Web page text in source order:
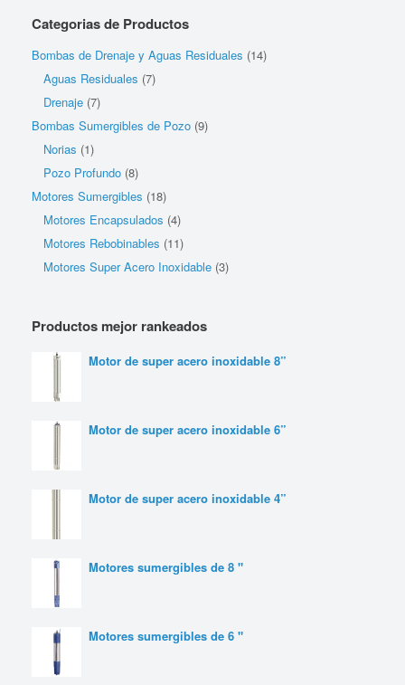
Categorias de Productos
Bombas de Drenaje y Aguas Residuales (14)
Aguas Residuales (7)
Drenaje (7)
Bombas Sumergibles de Pozo (9)
Norias (1)
Pozo Profundo (8)
Motores Sumergibles (18)
Motores Encapsulados (4)
Motores Rebobinables (11)
Motores Super Acero Inoxidable (3)
Productos mejor rankeados
Motor de super acero inoxidable 8”
Motor de super acero inoxidable 6”
Motor de super acero inoxidable 4”
Motores sumergibles de 8 "
Motores sumergibles de 6 "